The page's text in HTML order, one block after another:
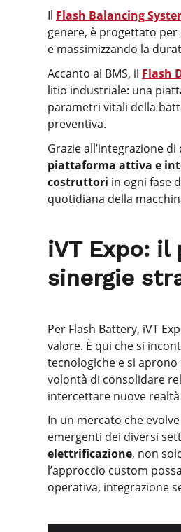
Il Flash Balancing
genere, è progettato per
e massimizzando la
Accanto al BMS, il Flash
litio industriale: una
parametri vitali della
preventiva.
Grazie all’integrazione
piattaforma attiva e
costruttori in ogni fase
quotidiana della
iVT Expo:
sinergie
Per Flash Battery, iVT
valore. È qui che si
tecnologiche e si
volontà di consolidare
intercettare nuove
In un mercato che
emergenti dei diversi
elettrificazione, non
l’approccio custom
operativa, integrazione